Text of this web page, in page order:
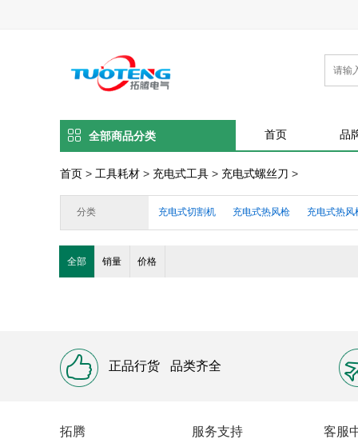
全部商品分类 首页 品
首页 > 工具耗材 > 充电式工具 > 充电式螺丝刀 >
分类 充电式切割机 充电式热风枪 充电式热风
充电式砂磨机
充电式螺丝刀
全部 销量 价格
正品行货 品类齐全
拓腾 服务支持 客服